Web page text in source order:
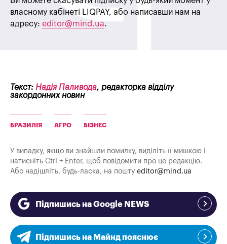
власному кабінеті LIQPAY, або написавши нам на
адресу: editor@mind.ua.
Текст: Надія Паливода, редакторка відділу
закордонних новин
БРАЗИЛІЯ АГРО БІЗНЕС
У випадку, якщо ви знайшли помилку, виділіть її мишкою і
натисніть Ctrl + Enter, щоб повідомити про це редакцію.
Або надішліть, будь-ласка, на пошту editor@mind.ua
Підпишись на Google NEWS
Підпишись на Майнд пояснює